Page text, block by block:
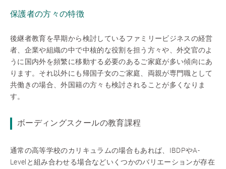
保護者の方々の特徴
後継者教育を早期から検討しているファミリービジネスの経営
者、企業や組織の中で中核的な役割を担う方々や、外交官のよ
うに国内外を頻繁に移動する必要のあるご家庭が多い傾向にあ
ります。それ以外にも帰国子女のご家庭、両親が専門職として
共働きの場合、外国籍の方々も検討されることが多くなりま
す。
ボーディングスクールの教育課程
通常の高等学校のカリキュラムの場合もあれば、IBDPやA-
Levelと組み合わせる場合などいくつかのバリエーションが存在